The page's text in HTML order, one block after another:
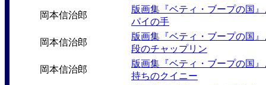
岡本信治郎
版画集『ベティ・ブープの国
パイの手
岡本信治郎
版画集『ベティ・ブープの国
段のチャップリン
岡本信治郎
版画集『ベティ・ブープの国
持ちのクイニー